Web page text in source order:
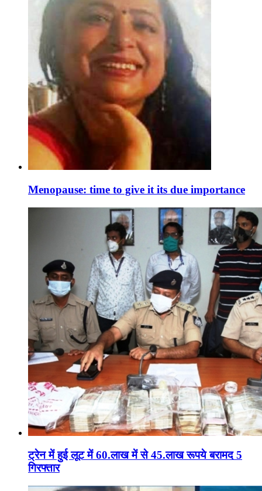
Menopause: time to give it its due importance
ट्रेन में हुई लूट में 60.लाख में से 45.लाख रूपये बरामद 5
गिरफ्तार